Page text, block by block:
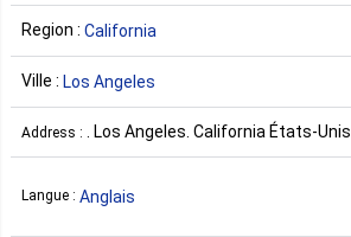
Region : California
Ville : Los Angeles
Address : . Los Angeles. California États-Unis
Langue : Anglais